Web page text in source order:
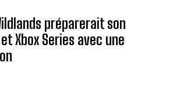
préparerait son
Xbox Series avec une